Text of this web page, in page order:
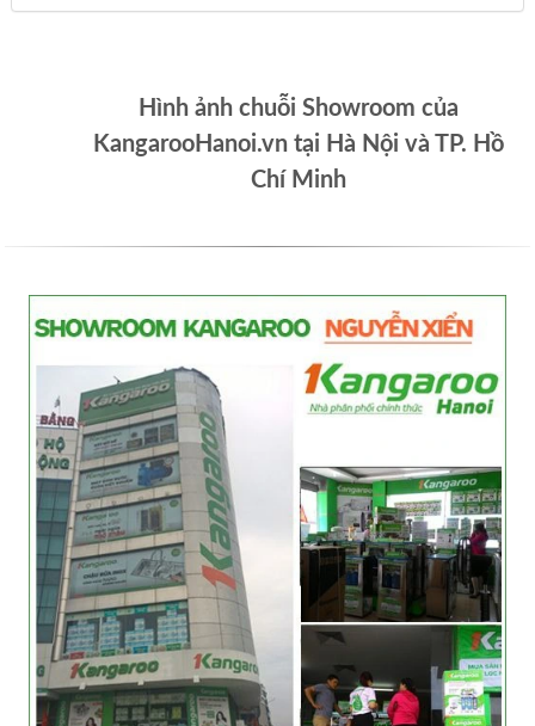
Hình ảnh chuỗi Showroom của
KangarooHanoi.vn tại Hà Nội và TP. Hồ
Chí Minh